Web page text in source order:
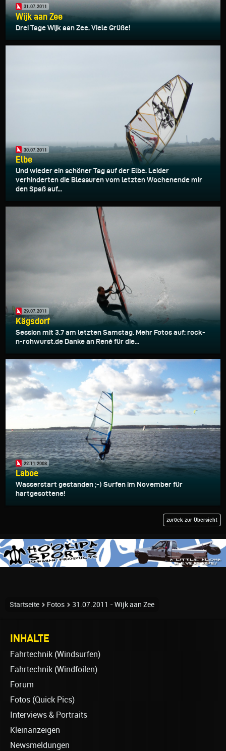
31.07.2011
Wijk aan Zee
Drei Tage Wijk aan Zee. Viele Grüße!
30.07.2011
Elbe
Und wieder ein schöner Tag auf der Elbe. Leider
verhinderten die Blessuren vom letzten Wochenende mir
den Spaß auf...
29.07.2011
Kägsdorf
Session mit 3.7 am letzten Samstag. Mehr Fotos auf: rock-
n-rohwurst.de Danke an René für die...
22.11.2008
Laboe
Wasserstart gestanden ;-) Surfen im November für
hartgesottene!
zurück zur Übersicht
Startseite Fotos 31.07.2011 - Wijk aan Zee
INHALTE
Fahrtechnik (Windsurfen)
Fahrtechnik (Windfoilen)
Forum
Fotos (Quick Pics)
Interviews & Portraits
Kleinanzeigen
Newsmeldungen